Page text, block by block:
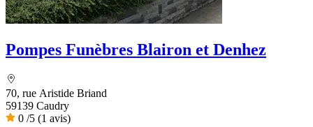
Pompes Funèbres Blairon et Denhez
70, rue Aristide Briand
59139 Caudry
0 /5 (1 avis)